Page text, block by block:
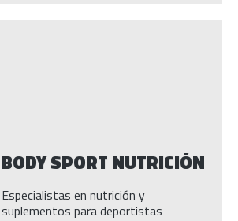
BODY SPORT NUTRICIÓN
Especialistas en nutrición y
suplementos para deportistas